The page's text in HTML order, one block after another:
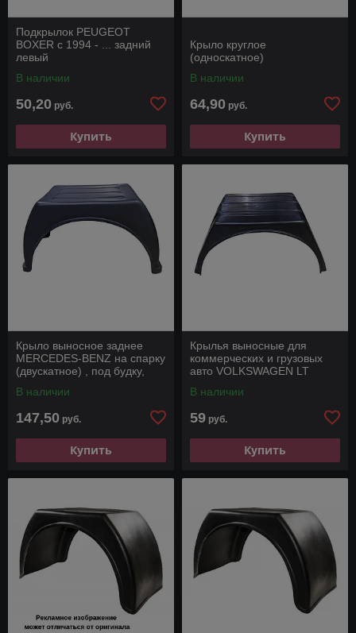
Подкрылок PEUGEOT
BOXER с 1994 - ... задний
левый
В наличии
50,20 руб.
Купить
Крыло круглое
(односкатное)
В наличии
64,90 руб.
Купить
Крыло выносное заднее
MERCEDES-BENZ на спарку
(двускатное) , под будку,
В наличии
147,50 руб.
Купить
Крылья выносные для
коммерческих и грузовых
авто VOLKSWAGEN LT
В наличии
59 руб.
Купить